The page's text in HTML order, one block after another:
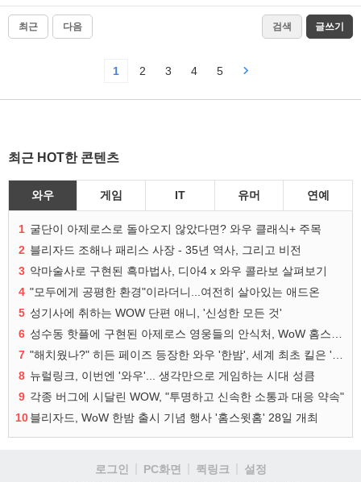
최근 다음 검색 글쓰기
1 2 3 4 5
최근 HOT한 콘텐츠
와우 게임 IT 유머 연예
1 굴단이 아제로스로 돌아오지 않았다면? 와우 클래식+ 주목
2 블리자드 조해나 패리스 사장 - 35년 역사, 그리고 비전
3 악마술사로 구현된 흑마법사, 디아4 x 와우 콜라보 살펴보기
4 "모두에게 공평한 환경"이라더니...여전히 살아있는 애드온
5 성기사에 취하는 WOW 단편 애니, '신성한 모든 것'
6
7
8 뉴럴링크, 이번엔 '와우'... 생각만으로 게임하는 시대 성큼
9 각종 버그에 시달린 WOW, "투명하고 신속한 소통과 대응 약속"
10블리자드, WoW 한밤 출시 기념 행사 '홈스윗홈' 28일 개최
로그인 PC화면 퀵링크
설정